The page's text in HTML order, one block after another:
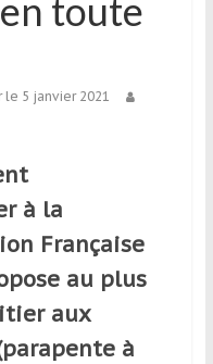
toute
le 5 janvier 2021
à la
Française
au plus
aux
à